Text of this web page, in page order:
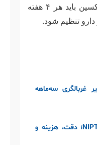
مادران تحت درمان با لووتیروکسین باید هر ۴ هفته
غربالگری سه‌ماهه
همه چیز درباره تست NIPT؛ دقت، هزینه و